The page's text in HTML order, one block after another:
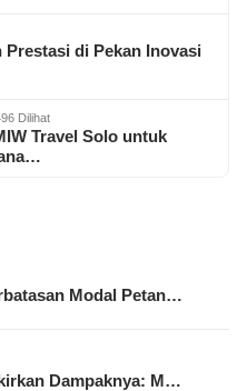
Prestasi di Pekan Inovasi
Dilihat
Travel Solo untuk
Modal Petan…
Dampaknya: M…